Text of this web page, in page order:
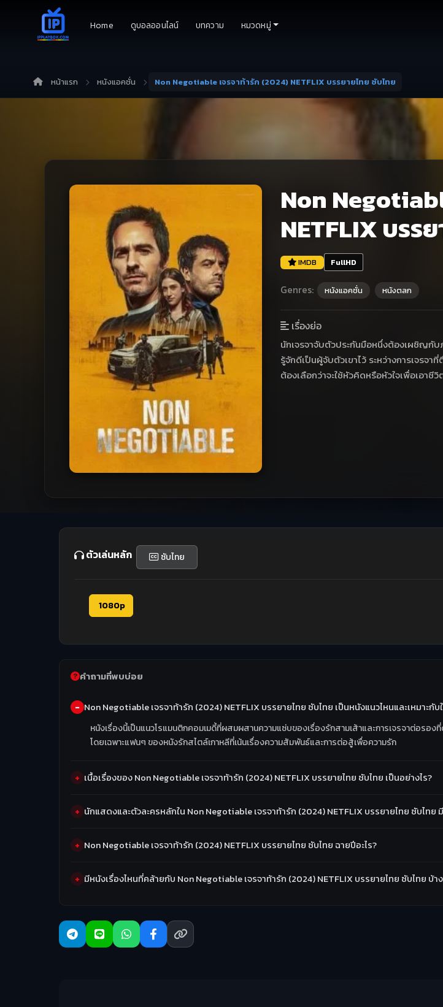
Home ดูบอลออนไลน์ บทความ หมวดหมู่
หน้าแรก หนังแอคชั่น Non Negotiable เจรจาท้ารัก (2024) NETFLIX บรรยายไทย ซับไทย
Non
NETFLIX บรร
IMDB FullHD
Genres: หนังแอคชั่น หนังตลก
เรื่องย่อ
นักเจรจาจับตัวประกันมือหนึ่งต้องเผชิญกั
รู้จักดีเป็นผู้จับตัวเขาไว้ ระหว่างการเจรจ
ต้องเลือกว่าจะใช้หัวคิดหรือหัวใจเพื่อเอา
ตัวเล่นหลัก ซับไทย
1080p
คำถามที่พบบ่อย
Non Negotiable เจรจาท้ารัก (2024) NETFLIX บรรยายไทย ซับไทย เป็นหนังแนวไหนและเหมาะกับ
หนังเรื่องนี้เป็นแนวโรแมนติกคอมเมดี้ที่ผสมผสานความแซ่บของเรื่องรักสามเส้าและการเจรจาต่อรอ
โดยเฉพาะแฟนๆ ของหนังรักสไตล์เกาหลีที่เน้นเรื่องความสัมพันธ์และการต่อสู้เพื่อความรัก
เนื้อเรื่องของ Non Negotiable เจรจาท้ารัก (2024) NETFLIX บรรยายไทย ซับไทย เป็นอย่างไร?
นักแสดงและตัวละครหลักใน Non Negotiable เจรจาท้ารัก (2024) NETFLIX บรรยายไทย ซับไทย
Non Negotiable เจรจาท้ารัก (2024) NETFLIX บรรยายไทย ซับไทย ฉายปีอะไร?
มีหนังเรื่องไหนที่คล้ายกับ Non Negotiable เจรจาท้ารัก (2024) NETFLIX บรรยายไทย ซับไทย บ้า